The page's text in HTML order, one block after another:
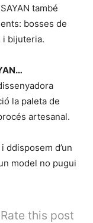
també
bosses de
i bijuteria.
la paleta de
artesanal.
ddisposem d’un
model no pugui
Rate this post